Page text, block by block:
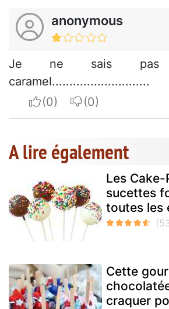
anonymous
Je ne sais pas
caramel............................
I apreciateI do not
A lire également
Les
sucettes
toutes les
Cette
craquer